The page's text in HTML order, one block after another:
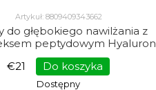
Artykuł: 8809409343662
do głębokiego nawilżania z
peptydowym Hyaluron
9 Ampoule Eye Patch
Medi Peel 60 szt.
€21 Do koszyka
Dostępny